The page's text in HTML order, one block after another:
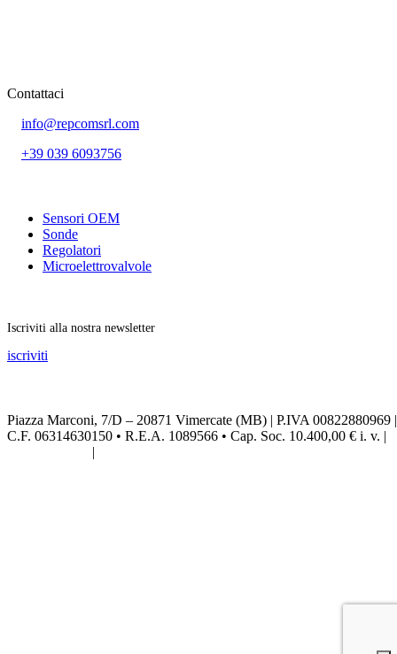
Contattaci
info@repcomsrl.com
+39 039 6093756
Sensori OEM
Sonde
Regolatori
Microelettrovalvole
Iscriviti alla nostra newsletter
iscriviti
Piazza Marconi, 7/D – 20871 Vimercate (MB) | P.IVA 00822880969 |
C.F. 06314630150 • R.E.A. 1089566 • Cap. Soc. 10.400,00 € i. v. |
|